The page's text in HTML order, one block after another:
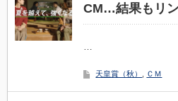
CM…結果もリ
…
天皇賞（秋） ＣＭ